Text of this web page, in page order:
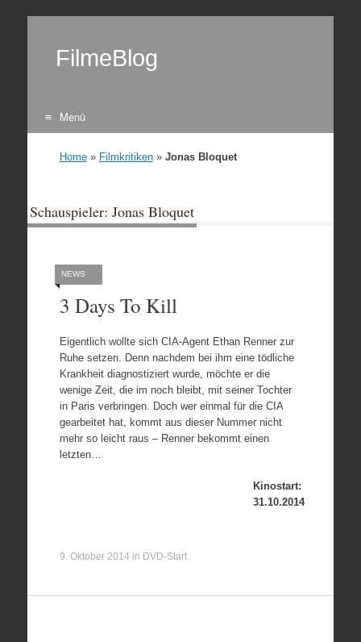
FilmeBlog
Menü
Home» Filmkritiken» Jonas Bloquet
Schauspieler: Jonas Bloquet
NEWS
3 Days To Kill
Eigentlich wollte sich CIA-Agent Ethan Renner zur
Ruhe setzen. Denn nachdem bei ihm eine tödliche
Krankheit diagnostiziert wurde, möchte er die
wenige Zeit, die im noch bleibt, mit seiner Tochter
in Paris verbringen. Doch wer einmal für die CIA
gearbeitet hat, kommt aus dieser Nummer nicht
mehr so leicht raus – Renner bekommt einen
letzten…
Kinostart:
31.10.2014
9. Oktober 2014 in DVD-Start.